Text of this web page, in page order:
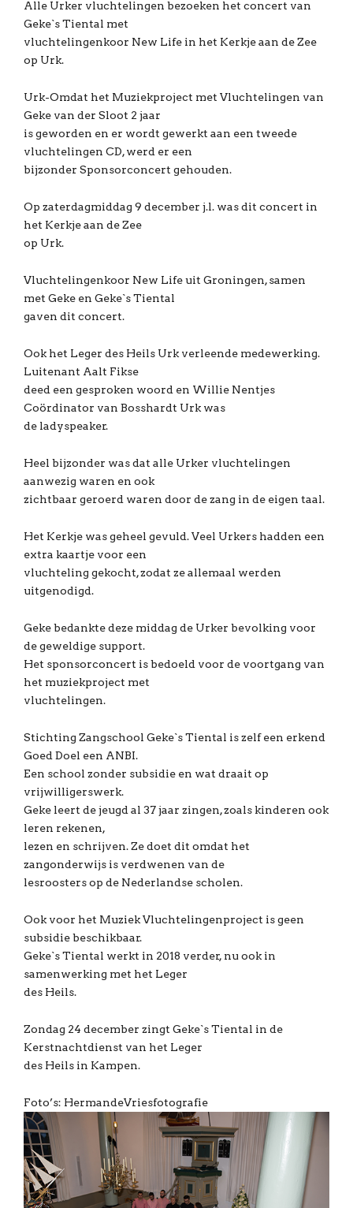
Alle Urker vluchtelingen bezoeken het concert van
Geke`s Tiental met
vluchtelingenkoor New Life in het Kerkje aan de Zee
op Urk.
Urk-Omdat het Muziekproject met Vluchtelingen van
Geke van der Sloot 2 jaar
is geworden en er wordt gewerkt aan een tweede
vluchtelingen CD, werd er een
bijzonder Sponsorconcert gehouden.
Op zaterdagmiddag 9 december j.l. was dit concert in
het Kerkje aan de Zee
op Urk.
Vluchtelingenkoor New Life uit Groningen, samen
met Geke en Geke`s Tiental
gaven dit concert.
Ook het Leger des Heils Urk verleende medewerking.
Luitenant Aalt Fikse
deed een gesproken woord en Willie Nentjes
Coördinator van Bosshardt Urk was
de ladyspeaker.
Heel bijzonder was dat alle Urker vluchtelingen
aanwezig waren en ook
zichtbaar geroerd waren door de zang in de eigen taal.
Het Kerkje was geheel gevuld. Veel Urkers hadden een
extra kaartje voor een
vluchteling gekocht, zodat ze allemaal werden
uitgenodigd.
Geke bedankte deze middag de Urker bevolking voor
de geweldige support.
Het sponsorconcert is bedoeld voor de voortgang van
het muziekproject met
vluchtelingen.
Stichting Zangschool Geke`s Tiental is zelf een erkend
Goed Doel een ANBI.
Een school zonder subsidie en wat draait op
vrijwilligerswerk.
Geke leert de jeugd al 37 jaar zingen, zoals kinderen ook
leren rekenen,
lezen en schrijven. Ze doet dit omdat het
zangonderwijs is verdwenen van de
lesroosters op de Nederlandse scholen.
Ook voor het Muziek Vluchtelingenproject is geen
subsidie beschikbaar.
Geke`s Tiental werkt in 2018 verder, nu ook in
samenwerking met het Leger
des Heils.
Zondag 24 december zingt Geke`s Tiental in de
Kerstnachtdienst van het Leger
des Heils in Kampen.
Foto’s: HermandeVriesfotografie